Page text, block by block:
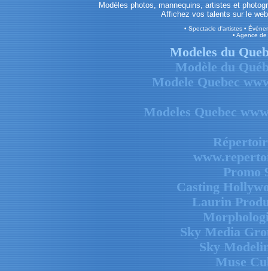
Modèles photos, mannequins, artistes et
Affichez vos talents sur le
• Spectacle d'artistes •
• Agence
Modeles du
Modèle du
Modele Quebec
Modeles Quebec
Promo
Casting
Laurin
Sky Media
Sky
Muse